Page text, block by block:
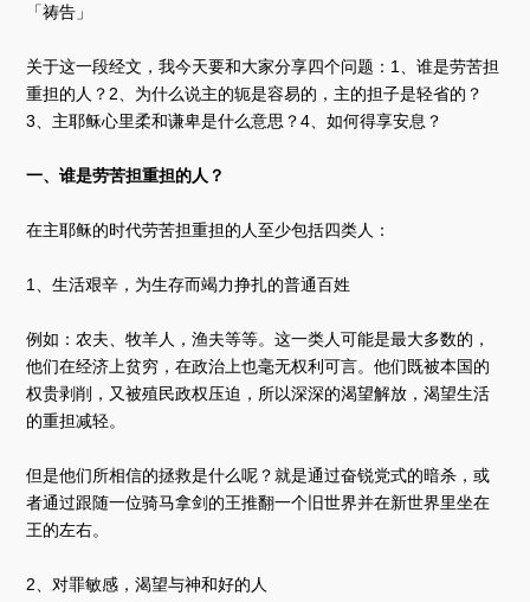
「祷告」
关于这一段经文，我今天要和大家分享四个问题：1、谁是劳苦担
重担的人？2、为什么说主的轭是容易的，主的担子是轻省的？
3、主耶稣心里柔和谦卑是什么意思？4、如何得享安息？
一、谁是劳苦担重担的人？
在主耶稣的时代劳苦担重担的人至少包括四类人：
1、生活艰辛，为生存而竭力挣扎的普通百姓
例如：农夫、牧羊人，渔夫等等。这一类人可能是最大多数的，
他们在经济上贫穷，在政治上也毫无权利可言。他们既被本国的
权贵剥削，又被殖民政权压迫，所以深深的渴望解放，渴望生活
的重担减轻。
但是他们所相信的拯救是什么呢？就是通过奋锐党式的暗杀，或
者通过跟随一位骑马拿剑的王推翻一个旧世界并在新世界里坐在
王的左右。
2、对罪敏感，渴望与神和好的人